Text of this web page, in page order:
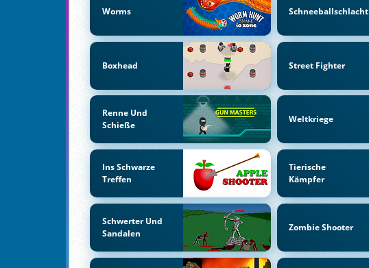
Worms Schneeballschlacht
Boxhead Street Fighter
Renne Und
Schieße
Weltkriege
Ins Schwarze
Treffen
Tierische
Kämpfer
Schwerter Und
Sandalen
Zombie Shooter